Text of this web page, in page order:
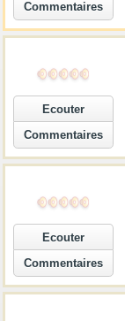
Commentaires
Ecouter
Commentaires
Ecouter
Commentaires